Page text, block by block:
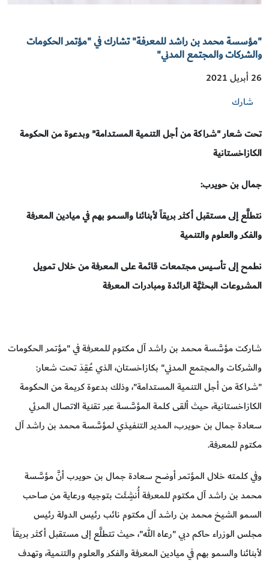
"مؤسسة محمد بن راشد للمعرفة" تشارك في "مؤتمر الحكومات
والشركات والمجتمع المدني"
26 أبريل 2021
شارك
تحت شعار "شراكة من أجل التنمية المستدامة" وبدعوة من الحكومة
الكازاخستانية
جمال بن حويرب:
نتطلَّع إلى مستقبل أكثر بريقاً لأبنائناوالسمو بهم في ميادين المعرفة
والفكر والعلوم والتنمية
نطمح إلى تأسيس مجتمعات قائمة على المعرفة من خلال تمويل
المشروعات البحثيَّة الرائدة ومبادرات المعرفة
شاركت مؤسَّسة محمد بن راشد آل مكتوم للمعرفة في "مؤتمر الحكومات
والشركات والمجتمع المدني" بكازاخستان، الذي عُقِدَ تحت شعار:
"شراكة من أجل التنمية المستدامة"، وذلك بدعوة كريمة من الحكومة
الكازاخستانية، حيث ألقى كلمة المؤسَّسة عبر تقنية الاتصال المرئي
سعادة جمال بن حويرب، المدير التنفيذي لمؤسَّسة محمد بن راشد آل
مكتوم للمعرفة.
وفي كلمته خلال المؤتمر أوضح سعادة جمال بن حويرب أنَّ مؤسَّسة
محمد بن راشد آل مكتوم للمعرفة أُنشِئَت بتوجيه ورعاية من صاحب
السمو الشيخ محمد بن راشد آل مكتوم نائب رئيس الدولة رئيس
مجلس الوزراء حاكم دبي "رعاه الله"، حيث تتطلَّع إلى مستقبل أكثر بريقاً
لأبنائنا والسمو بهم في ميادين المعرفة والفكر والعلوم والتنمية، وتهدف